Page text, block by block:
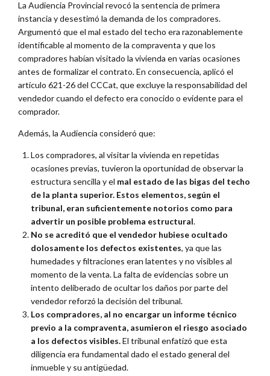
La Audiencia Provincial revocó la sentencia de primera
instancia y desestimó la demanda de los compradores.
Argumentó que el mal estado del techo era razonablemente
identificable al momento de la compraventa y que los
compradores habían visitado la vivienda en varias ocasiones
antes de formalizar el contrato. En consecuencia, aplicó el
artículo 621-26 del CCCat, que excluye la responsabilidad del
vendedor cuando el defecto era conocido o evidente para el
comprador.
Además, la Audiencia consideró que:
Los compradores, al visitar la vivienda en repetidas
ocasiones previas, tuvieron la oportunidad de observar la
estructura sencilla y el mal estado de las bigas del techo
de la planta superior. Estos elementos, según el
tribunal, eran suficientemente notorios como para
advertir un posible problema estructural.
No se acreditó que el vendedor hubiese ocultado
dolosamente los defectos existentes, ya que las
humedades y filtraciones eran latentes y no visibles al
momento de la venta. La falta de evidencias sobre un
intento deliberado de ocultar los daños por parte del
vendedor reforzó la decisión del tribunal.
Los compradores, al no encargar un informe técnico
previo a la compraventa, asumieron el riesgo asociado
a los defectos visibles.El tribunal enfatizó que esta
diligencia era fundamental dado el estado general del
inmueble y su antigüedad.